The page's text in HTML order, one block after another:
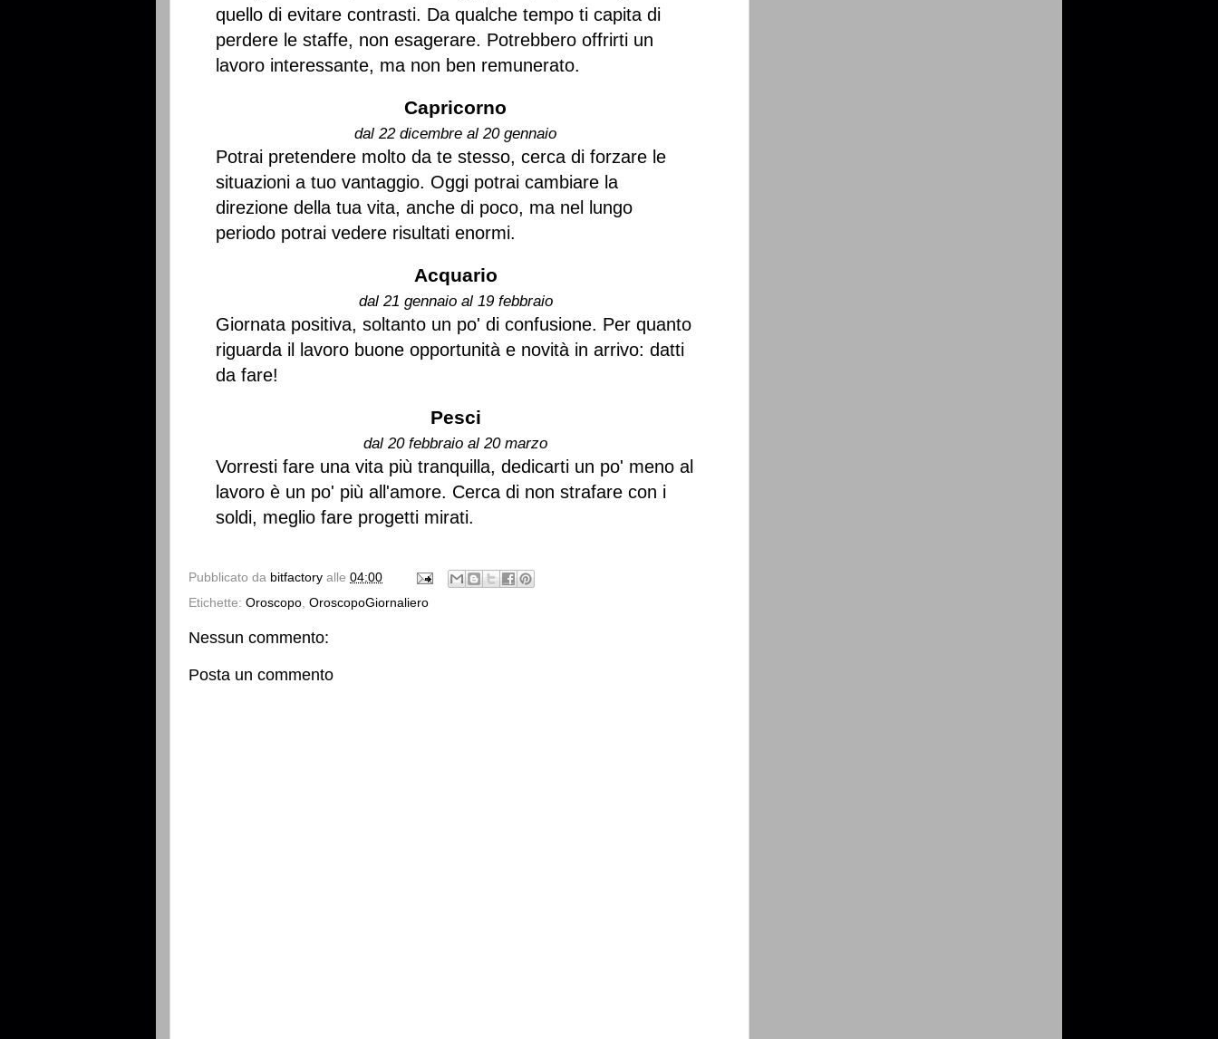
quello di evitare contrasti. Da qualche tempo ti capita di
perdere le staffe, non esagerare. Potrebbero offrirti un
lavoro interessante, ma non ben remunerato.
Capricorno
dal 22 dicembre al 20 gennaio
Potrai pretendere molto da te stesso, cerca di forzare le
situazioni a tuo vantaggio. Oggi potrai cambiare la
direzione della tua vita, anche di poco, ma nel lungo
periodo potrai vedere risultati enormi.
Acquario
dal 21 gennaio al 19 febbraio
Giornata positiva, soltanto un po' di confusione. Per quanto
riguarda il lavoro buone opportunità e novità in arrivo: datti
da fare!
Pesci
dal 20 febbraio al 20 marzo
Vorresti fare una vita più tranquilla, dedicarti un po' meno al
lavoro è un po' più all'amore. Cerca di non strafare con i
soldi, meglio fare progetti mirati.
Pubblicato da bitfactory alle 04:00
Etichette: Oroscopo OroscopoGiornaliero
Nessun commento:
Posta un commento